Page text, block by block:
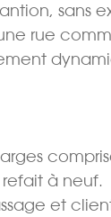
sans
rue
à neuf.
et